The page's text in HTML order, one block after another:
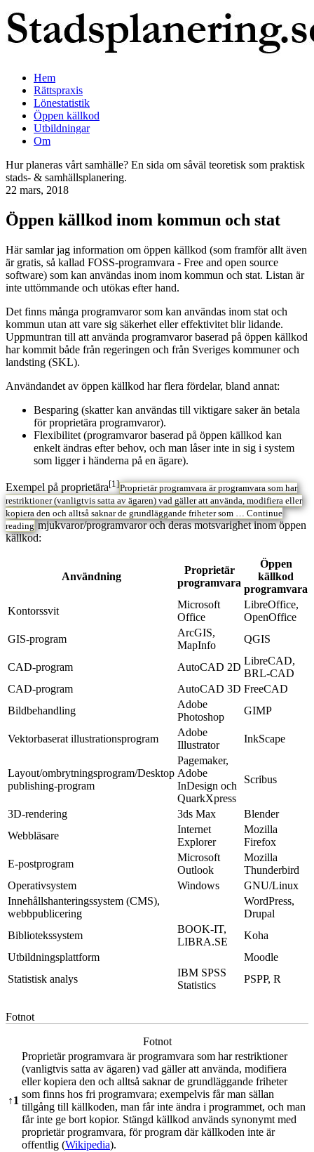
Hem
Rättspraxis
Lönestatistik
Öppen källkod
Utbildningar
Om
Hur planeras vårt samhälle? En sida om såväl teoretisk som praktisk
stads- & samhällsplanering.
22 mars, 2018
Öppen källkod inom kommun och stat
Här samlar jag information om öppen källkod (som framför allt även
är gratis, så kallad FOSS-programvara - Free and open source
software) som kan användas inom inom kommun och stat. Listan är
inte uttömmande och utökas efter hand.
Det finns många programvaror som kan användas inom stat och
kommun utan att vare sig säkerhet eller effektivitet blir lidande.
Uppmuntran till att använda programvaror baserad på öppen källkod
har kommit både från regeringen och från Sveriges kommuner och
landsting (SKL).
Användandet av öppen källkod har flera fördelar, bland annat:
Besparing (skatter kan användas till viktigare saker än betala
för proprietära programvaror).
Flexibilitet (programvaror baserad på öppen källkod kan
enkelt ändras efter behov, och man låser inte in sig i system
som ligger i händerna på en ägare).
Exempel på proprietära[1]Proprietär programvara är programvara som har
restriktioner (vanligtvis satta av ägaren) vad gäller att använda, modifiera eller
kopiera den och alltså saknar de grundläggande friheter som … Continue
reading mjukvaror/programvaror och deras motsvarighet inom öppen
källkod:
Användning
Proprietär
programvara
Öppen
källkod
programvara
Kontorssvit
Microsoft
Office
LibreOffice,
OpenOffice
GIS-program
ArcGIS,
MapInfo
QGIS
CAD-program AutoCAD 2D
LibreCAD,
BRL‑CAD
CAD-program
AutoCAD 3D FreeCAD
Bildbehandling
Adobe
Photoshop
GIMP
Vektorbaserat illustrationsprogram
Adobe
Illustrator
InkScape
Layout/ombrytningsprogram/Desktop
publishing-program
Pagemaker,
Adobe
InDesign och
QuarkXpress
Scribus
3D-rendering 3ds Max
Blender
Webbläsare
Internet
Explorer
Mozilla
Firefox
E-postprogram
Microsoft
Outlook
Mozilla
Thunderbird
Operativsystem
Windows
GNU/Linux
Innehållshanteringssystem (CMS),
webbpublicering
WordPress,
Drupal
Bibliotekssystem
BOOK-IT,
LIBRA.SE
Koha
Utbildningsplattform
Moodle
Statistisk analys
IBM SPSS
Statistics
PSPP, R
Fotnot
Fotnot
↑1
Proprietär programvara är programvara som har restriktioner
(vanligtvis satta av ägaren) vad gäller att använda, modifiera
eller kopiera den och alltså saknar de grundläggande friheter
som finns hos fri programvara; exempelvis får man sällan
tillgång till källkoden, man får inte ändra i programmet, och man
får inte ge bort kopior. Stängd källkod används synonymt med
proprietär programvara, för program där källkoden inte är
offentlig (Wikipedia).